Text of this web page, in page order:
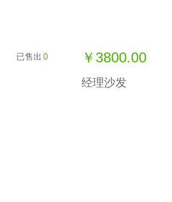
已售出 0 ￥3800.00
经理沙发